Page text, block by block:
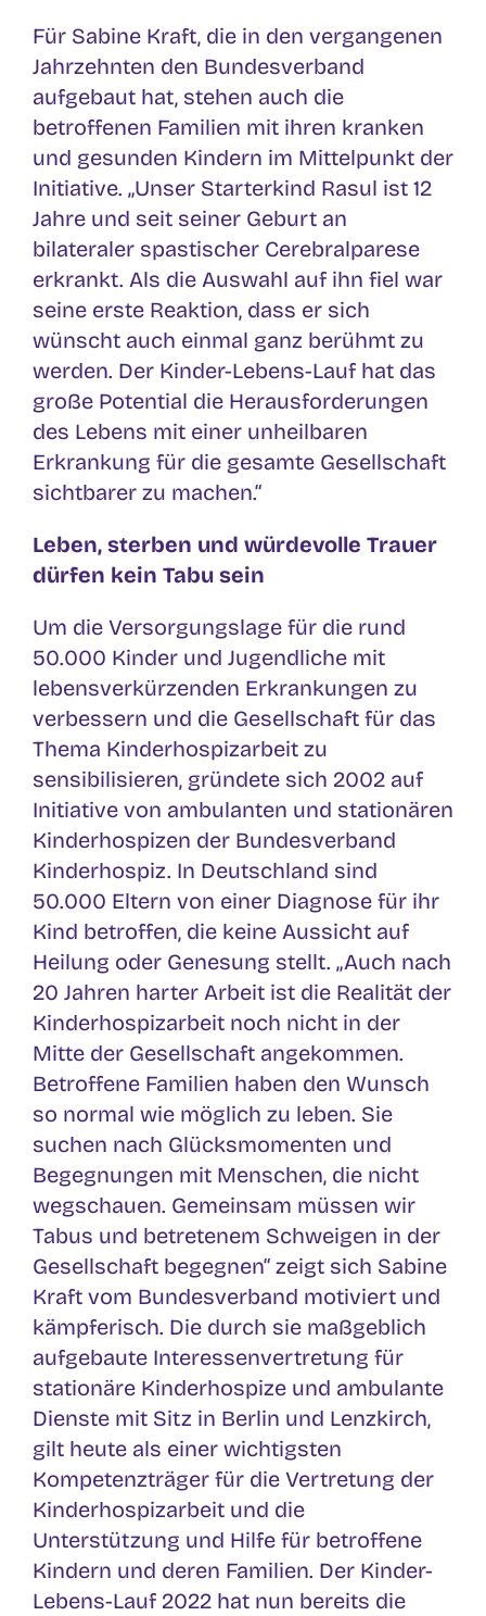
Für Sabine Kraft, die in den vergangenen
Jahrzehnten den Bundesverband
aufgebaut hat, stehen auch die
betroffenen Familien mit ihren kranken
und gesunden Kindern im Mittelpunkt der
Initiative. „Unser Starterkind Rasul ist 12
Jahre und seit seiner Geburt an
bilateraler spastischer Cerebralparese
erkrankt. Als die Auswahl auf ihn fiel war
seine erste Reaktion, dass er sich
wünscht auch einmal ganz berühmt zu
werden. Der Kinder-Lebens-Lauf hat das
große Potential die Herausforderungen
des Lebens mit einer unheilbaren
Erkrankung für die gesamte Gesellschaft
sichtbarer zu machen.“
Leben, sterben und würdevolle Trauer
dürfen kein Tabu sein
Um die Versorgungslage für die rund
50.000 Kinder und Jugendliche mit
lebensverkürzenden Erkrankungen zu
verbessern und die Gesellschaft für das
Thema Kinderhospizarbeit zu
sensibilisieren, gründete sich 2002 auf
Initiative von ambulanten und stationären
Kinderhospizen der Bundesverband
Kinderhospiz. In Deutschland sind
50.000 Eltern von einer Diagnose für ihr
Kind betroffen, die keine Aussicht auf
Heilung oder Genesung stellt. „Auch nach
20 Jahren harter Arbeit ist die Realität der
Kinderhospizarbeit noch nicht in der
Mitte der Gesellschaft angekommen.
Betroffene Familien haben den Wunsch
so normal wie möglich zu leben. Sie
suchen nach Glücksmomenten und
Begegnungen mit Menschen, die nicht
wegschauen. Gemeinsam müssen wir
Tabus und betretenem Schweigen in der
Gesellschaft begegnen“ zeigt sich Sabine
Kraft vom Bundesverband motiviert und
kämpferisch. Die durch sie maßgeblich
aufgebaute Interessenvertretung für
stationäre Kinderhospize und ambulante
Dienste mit Sitz in Berlin und Lenzkirch,
gilt heute als einer wichtigsten
Kompetenzträger für die Vertretung der
Kinderhospizarbeit und die
Unterstützung und Hilfe für betroffene
Kindern und deren Familien. Der Kinder-
Lebens-Lauf 2022 hat nun bereits die